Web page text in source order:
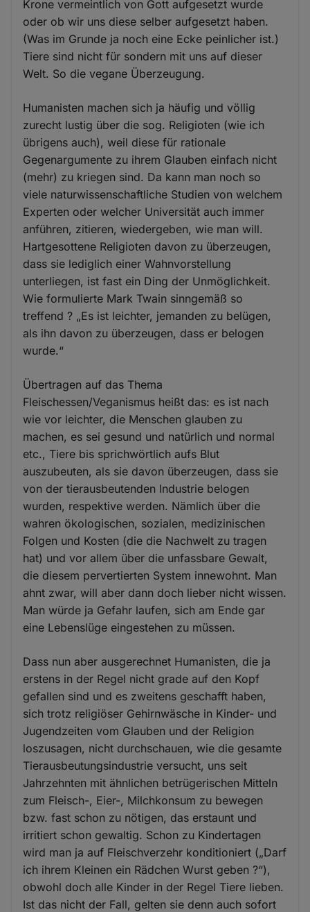
Krone vermeintlich von Gott aufgesetzt wurde
oder ob wir uns diese selber aufgesetzt haben.
(Was im Grunde ja noch eine Ecke peinlicher ist.)
Tiere sind nicht für sondern mit uns auf dieser
Welt. So die vegane Überzeugung.
Humanisten machen sich ja häufig und völlig
zurecht lustig über die sog. Religioten (wie ich
übrigens auch), weil diese für rationale
Gegenargumente zu ihrem Glauben einfach nicht
(mehr) zu kriegen sind. Da kann man noch so
viele naturwissenschaftliche Studien von welchem
Experten oder welcher Universität auch immer
anführen, zitieren, wiedergeben, wie man will.
Hartgesottene Religioten davon zu überzeugen,
dass sie lediglich einer Wahnvorstellung
unterliegen, ist fast ein Ding der Unmöglichkeit.
Wie formulierte Mark Twain sinngemäß so
treffend ? „Es ist leichter, jemanden zu belügen,
als ihn davon zu überzeugen, dass er belogen
wurde.“
Übertragen auf das Thema
Fleischessen/Veganismus heißt das: es ist nach
wie vor leichter, die Menschen glauben zu
machen, es sei gesund und natürlich und normal
etc., Tiere bis sprichwörtlich aufs Blut
auszubeuten, als sie davon überzeugen, dass sie
von der tierausbeutenden Industrie belogen
wurden, respektive werden. Nämlich über die
wahren ökologischen, sozialen, medizinischen
Folgen und Kosten (die die Nachwelt zu tragen
hat) und vor allem über die unfassbare Gewalt,
die diesem pervertierten System innewohnt. Man
ahnt zwar, will aber dann doch lieber nicht wissen.
Man würde ja Gefahr laufen, sich am Ende gar
eine Lebenslüge eingestehen zu müssen.
Dass nun aber ausgerechnet Humanisten, die ja
erstens in der Regel nicht grade auf den Kopf
gefallen sind und es zweitens geschafft haben,
sich trotz religiöser Gehirnwäsche in Kinder- und
Jugendzeiten vom Glauben und der Religion
loszusagen, nicht durchschauen, wie die gesamte
Tierausbeutungsindustrie versucht, uns seit
Jahrzehnten mit ähnlichen betrügerischen Mitteln
zum Fleisch-, Eier-, Milchkonsum zu bewegen
bzw. fast schon zu nötigen, das erstaunt und
irritiert schon gewaltig. Schon zu Kindertagen
wird man ja auf Fleischverzehr konditioniert („Darf
ich ihrem Kleinen ein Rädchen Wurst geben ?“),
obwohl doch alle Kinder in der Regel Tiere lieben.
Ist das nicht der Fall, gelten sie denn auch sofort